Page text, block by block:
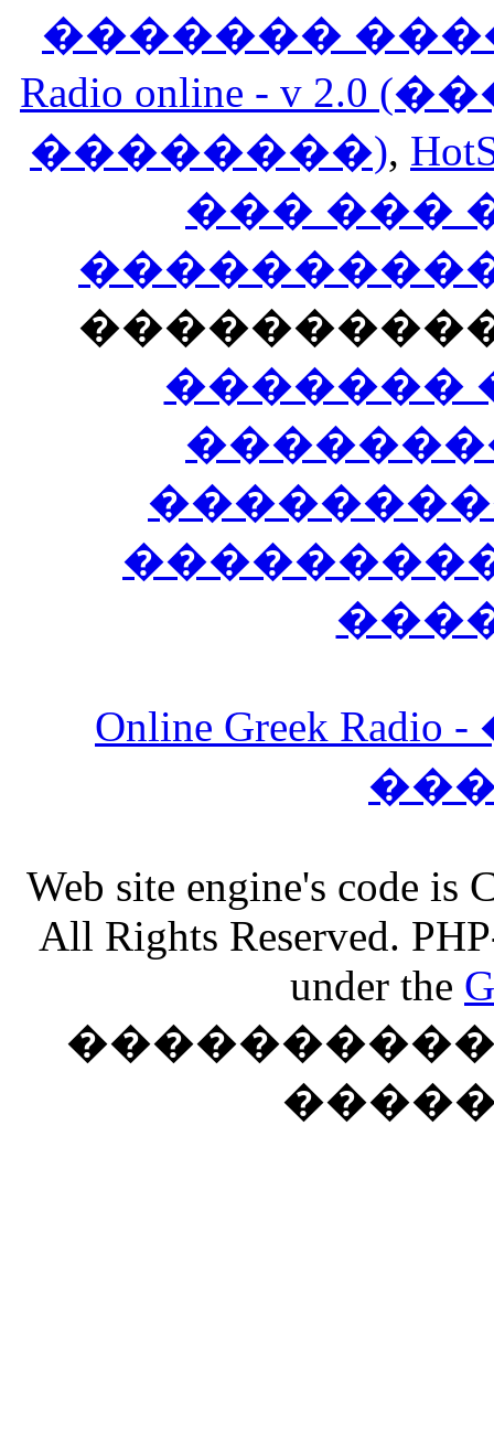
�������
Radio online - v
��������),
��� ���
�������
Online Greek
Web site engine's code
All Rights Reserved.
under the
����������